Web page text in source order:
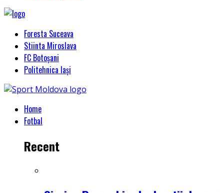
Foresta Suceava
Stiinta Miroslava
FC Botoșani
Politehnica Iași
Home
Fotbal
Recent